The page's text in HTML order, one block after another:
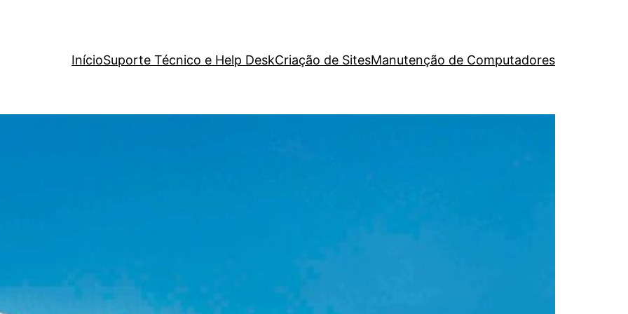
InícioSuporte Técnico e Help DeskCriação de SitesManutenção de Computadores